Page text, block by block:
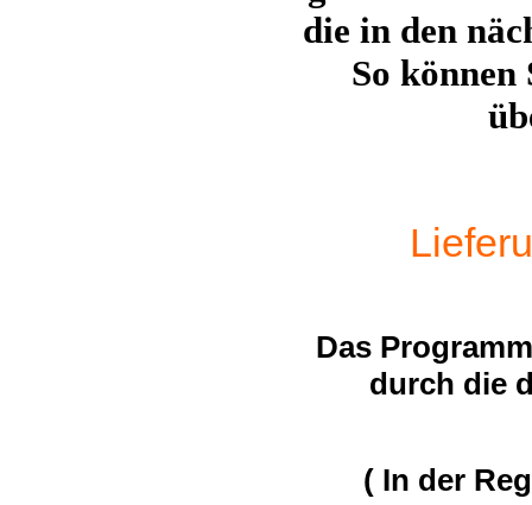
die in den
So können
Das
durch die
( In der